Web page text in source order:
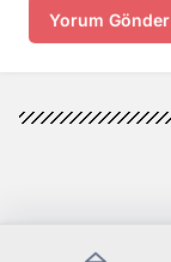
Yorum Gönder